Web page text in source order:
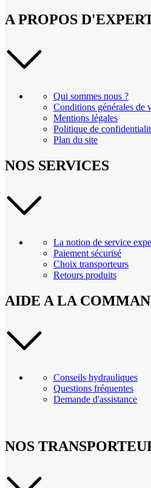
A PROPOS
Qui sommes nous ?
Conditions générales de
Mentions légales
Politique de
Plan du site
NOS SERVICES
La notion de service
Paiement sécurisé
Choix transporteurs
Retours produits
AIDE A LA
Conseils hydrauliques
Questions fréquentes
Demande d'assistance
NOS